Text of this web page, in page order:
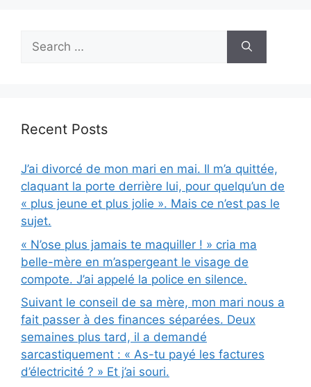
Search
for:
Recent Posts
J’ai divorcé de mon mari en mai. Il m’a quittée,
claquant la porte derrière lui, pour quelqu’un de
« plus jeune et plus jolie ». Mais ce n’est pas le
sujet.
« N’ose plus jamais te maquiller ! » cria ma
belle-mère en m’aspergeant le visage de
compote. J’ai appelé la police en silence.
Suivant le conseil de sa mère, mon mari nous a
fait passer à des finances séparées. Deux
semaines plus tard, il a demandé
sarcastiquement : « As-tu payé les factures
d’électricité ? » Et j’ai souri.